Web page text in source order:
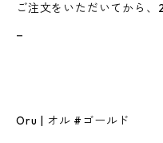
ご注文をいただいてから、
Oru | オル #ゴールド